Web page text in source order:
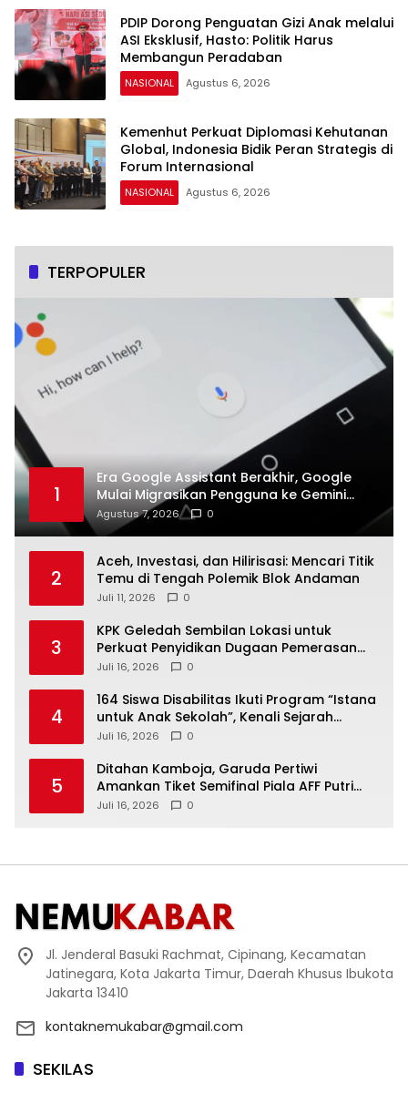
PDIP Dorong Penguatan Gizi Anak melalui
ASI Eksklusif, Hasto: Politik Harus
Membangun Peradaban
NASIONAL Agustus 6, 2026
Kemenhut Perkuat Diplomasi Kehutanan
Global, Indonesia Bidik Peran Strategis di
Forum Internasional
NASIONAL Agustus 6, 2026
TERPOPULER
1
Era Google Assistant Berakhir, Google
Mulai Migrasikan Pengguna ke Gemini
Secara Bertahap
Agustus 7, 2026 0
2
Aceh, Investasi, dan Hilirisasi: Mencari Titik
Temu di Tengah Polemik Blok Andaman
Juli 11, 2026 0
3
KPK Geledah Sembilan Lokasi untuk
Perkuat Penyidikan Dugaan Pemerasan
Bupati Sukoharjo Nonaktif
Juli 16, 2026 0
4
164 Siswa Disabilitas Ikuti Program “Istana
untuk Anak Sekolah”, Kenali Sejarah
Bangsa dan Pemerintahan
Juli 16, 2026 0
5
Ditahan Kamboja, Garuda Pertiwi
Amankan Tiket Semifinal Piala AFF Putri
2026
Juli 16, 2026 0
Jl. Jenderal Basuki Rachmat, Cipinang, Kecamatan
Jatinegara, Kota Jakarta Timur, Daerah Khusus Ibukota
Jakarta 13410
kontaknemukabar@gmail.com
SEKILAS